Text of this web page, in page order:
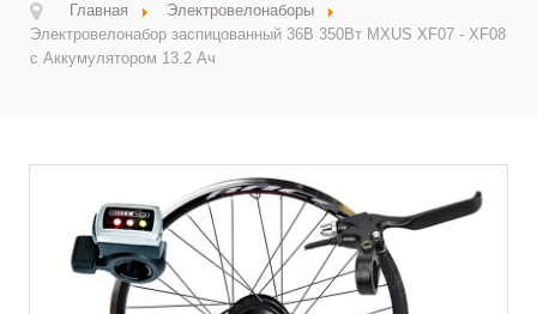
Главная
Электровелонаборы
Электровелонабор заспицованный 36В 350Вт MXUS XF07 - XF08
с Аккумулятором 13.2 Ач